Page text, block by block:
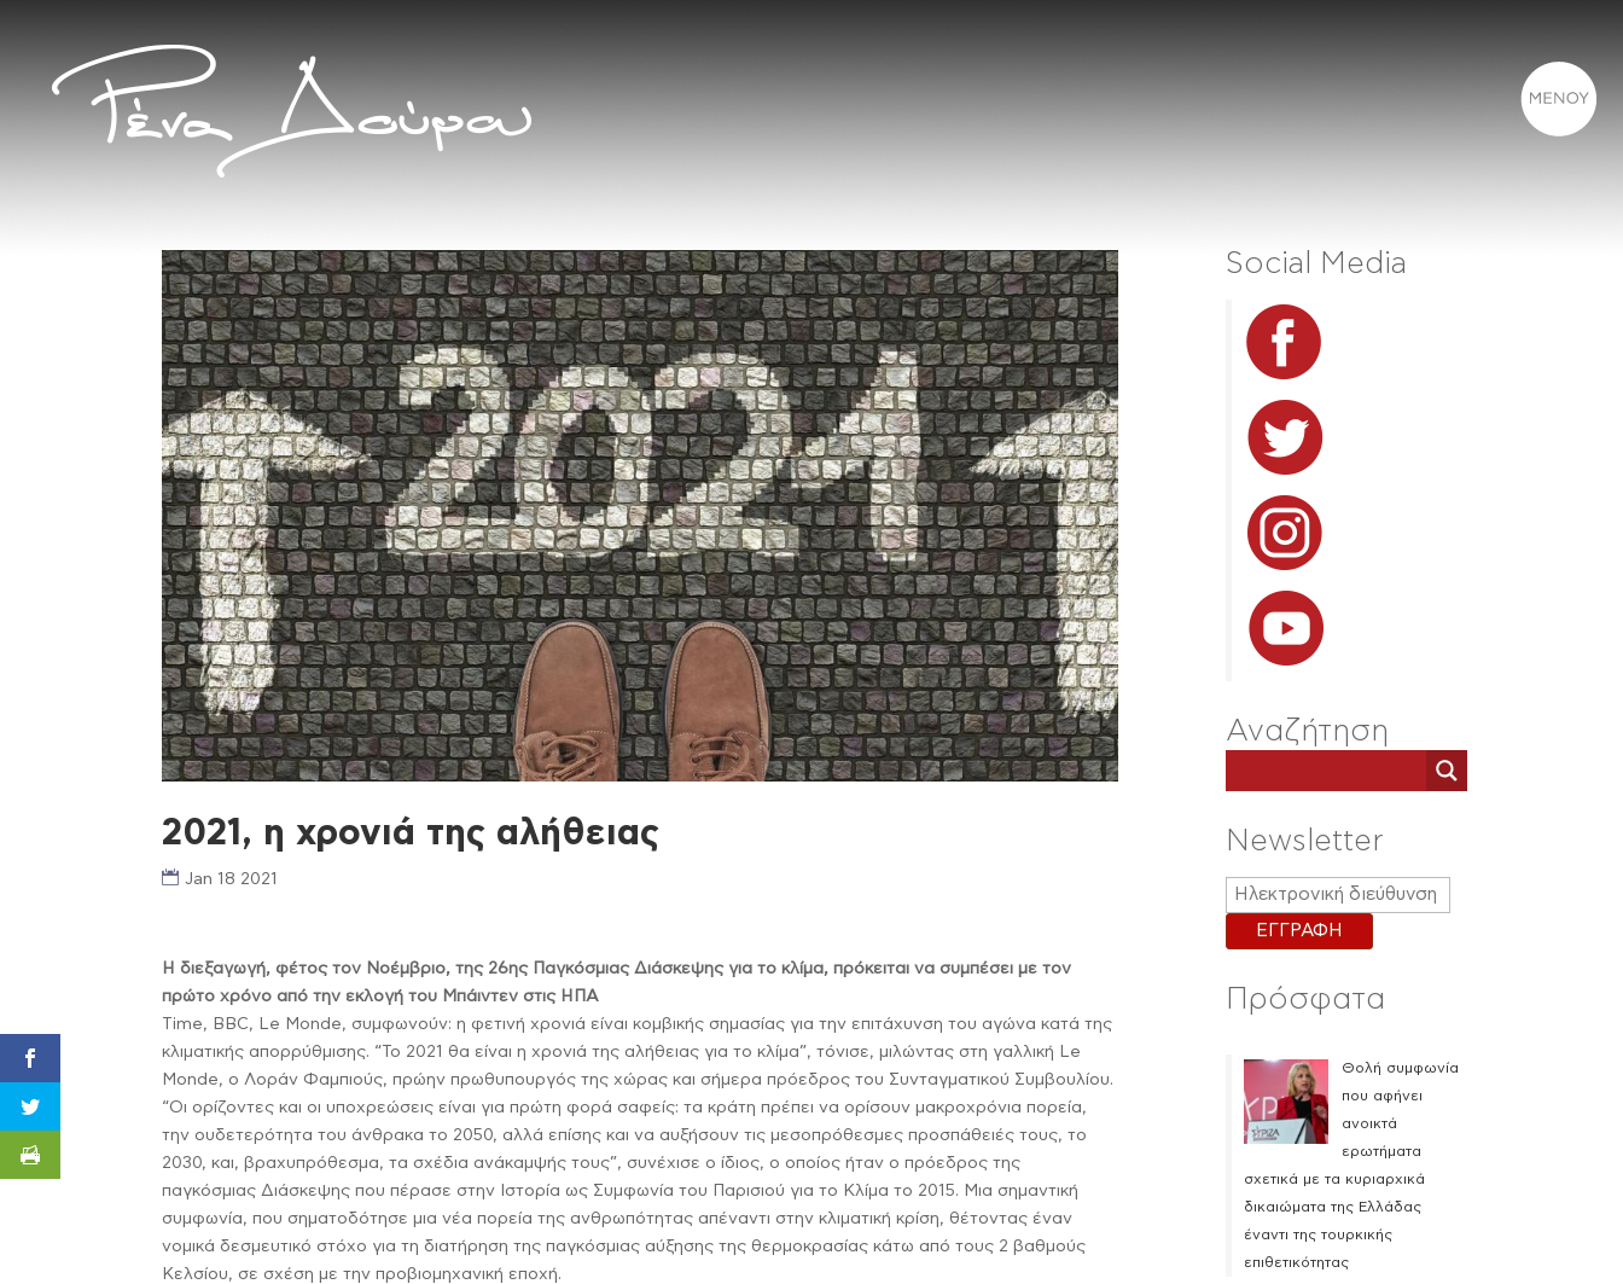
2021, η χρονιά της αλήθειας
Jan 18 2021
Η διεξαγωγή, φέτος τον Νοέμβριο, της 26ης Παγκόσμιας Διάσκεψης για το κλίμα, πρόκειται να συμπέσει με τον
πρώτο χρόνο από την εκλογή του Μπάιντεν στις ΗΠΑ
Time, BBC, Le Monde, συμφωνούν: η φετινή χρονιά είναι κομβικής σημασίας για την επιτάχυνση του αγώνα κατά της
κλιματικής απορρύθμισης. “Το 2021 θα είναι η χρονιά της αλήθειας για το κλίμα”, τόνισε, μιλώντας στη γαλλική Le
Monde, ο Λοράν Φαμπιούς, πρώην πρωθυπουργός της χώρας και σήμερα πρόεδρος του Συνταγματικού Συμβουλίου.
“Οι ορίζοντες και οι υποχρεώσεις είναι για πρώτη φορά σαφείς: τα κράτη πρέπει να ορίσουν μακροχρόνια πορεία,
την ουδετερότητα του άνθρακα το 2050, αλλά επίσης και να αυξήσουν τις μεσοπρόθεσμες προσπάθειές τους, το
2030, και, βραχυπρόθεσμα, τα σχέδια ανάκαμψής τους”, συνέχισε ο ίδιος, ο οποίος ήταν ο πρόεδρος της
παγκόσμιας Διάσκεψης που πέρασε στην Ιστορία ως Συμφωνία του Παρισιού για το Κλίμα το 2015. Μια σημαντική
συμφωνία, που σηματοδότησε μια νέα πορεία της ανθρωπότητας απέναντι στην κλιματική κρίση, θέτοντας έναν
νομικά δεσμευτικό στόχο για τη διατήρηση της παγκόσμιας αύξησης της θερμοκρασίας κάτω από τους 2 βαθμούς
Κελσίου, σε σχέση με την προβιομηχανική εποχή.
Social Media
Αναζήτηση
Newsletter
Πρόσφατα
Θολή συμφωνία
που αφήνει
ανοικτά
ερωτήματα
σχετικά με τα κυριαρχικά
δικαιώματα της Ελλάδας
έναντι της τουρκικής
επιθετικότητας